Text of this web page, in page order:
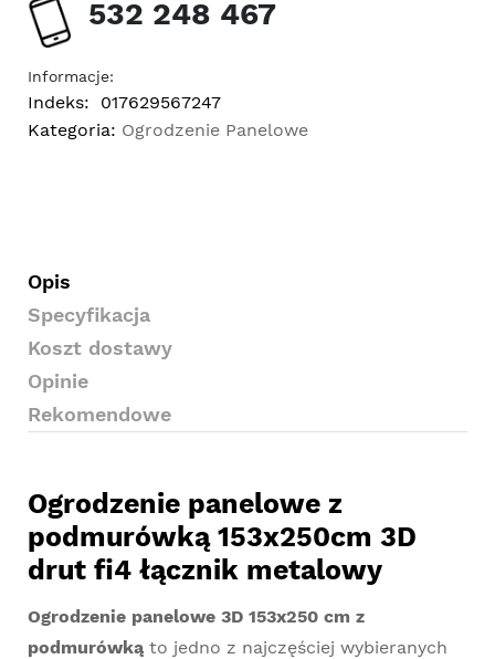
532 248 467
Informacje:
Indeks:
017629567247
Kategoria: Ogrodzenie Panelowe
Opis
Specyfikacja
Koszt dostawy
Opinie
Rekomendowe
Ogrodzenie panelowe z
podmurówką 153x250cm 3D
drut fi4 łącznik metalowy
Ogrodzenie panelowe 3D 153x250 cm z
podmurówką to jedno z najczęściej wybieranych